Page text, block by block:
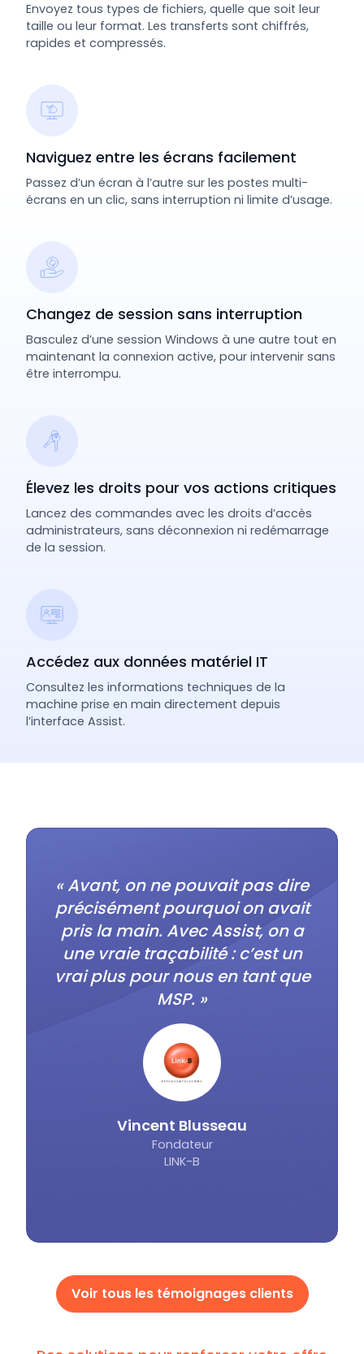
Envoyez tous types de fichiers, quelle que soit leur
taille ou leur format. Les transferts sont chiffrés,
rapides et compressés.
Naviguez entre les écrans facilement
Passez d’un écran à l’autre sur les postes multi-
écrans en un clic, sans interruption ni limite d’usage.
Changez de session sans interruption
Basculez d’une session Windows à une autre tout en
maintenant la connexion active, pour intervenir sans
être interrompu.
Élevez les droits pour vos actions critiques
Lancez des commandes avec les droits d’accès
administrateurs, sans déconnexion ni redémarrage
de la session.
Accédez aux données matériel IT
Consultez les informations techniques de la
machine prise en main directement depuis
l’interface Assist.
« Avant, on ne pouvait pas dire
précisément pourquoi on avait
pris la main. Avec Assist, on a
une vraie traçabilité : c’est un
vrai plus pour nous en tant que
MSP. »
Vincent Blusseau
Fondateur
LINK-B
Voir tous les témoignages clients